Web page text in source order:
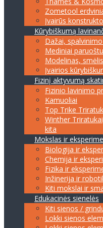
Zometool
Įvairūs
Kūrybiškumą
Dažai,
Mediniai
Modelinas, smėlis
Įvairios
Fizinį aktyvumą
Fizinio lavinimo
Kamuoliai
Top Trike
Winther
kita
Mokslas ir
Biologija ir
Chemija ir
Fizika ir
Inžinerija ir
Kiti mokslai ir
Edukacinės sienelės
Kiti sienos /
Lokki sienos